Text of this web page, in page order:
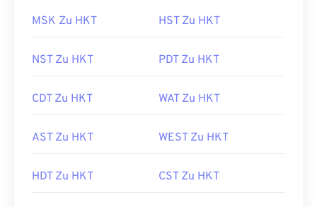
MSK Zu HKT HST Zu HKT
NST Zu HKT PDT Zu HKT
CDT Zu HKT WAT Zu HKT
AST Zu HKT WEST Zu HKT
HDT Zu HKT CST Zu HKT